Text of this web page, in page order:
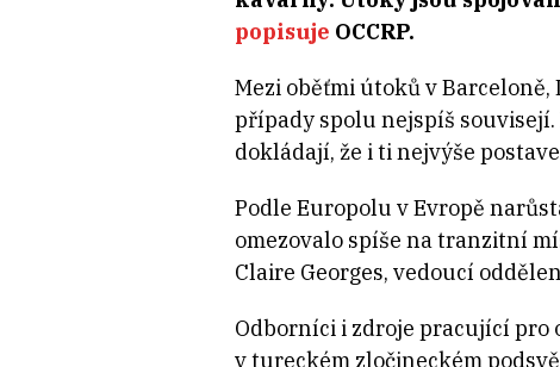
popisuje OCCRP.
Mezi oběťmi útoků v
případy spolu nejspíš
dokládají, že i ti nejvýše
Podle Europolu v Evropě
omezovalo spíše na tranzitní
Claire Georges, vedoucí
Odborníci i zdroje pracující pro
v tureckém zločineckém